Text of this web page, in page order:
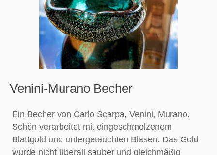
Venini-Murano Becher
Ein Becher von Carlo Scarpa, Venini, Murano.
Schön verarbeitet mit eingeschmolzenem
Blattgold und untergetauchten Blasen. Das Gold
wurde nicht überall sauber und gleichmäßig